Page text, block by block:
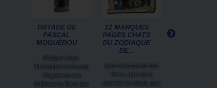
DRYADE DE
PASCAL
MOGUÉROU
Marque page.
Illustration de Pascal
Moguérou aux
éditions Au Bord des
12 MARQUES
PAGES CHATS
DU ZODIAQUE
DE...
Que vous aimiez les
livres, que vous
adoriez les chats, que
POSTALE DE